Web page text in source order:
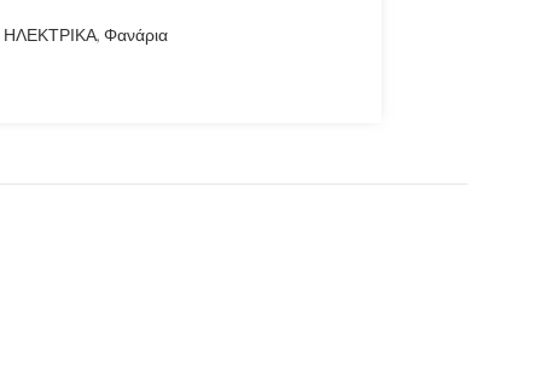
ΗΛΕΚΤΡΙΚΑ, Φανάρια